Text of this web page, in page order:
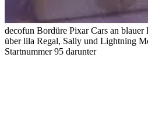
decofun Bordüre Pixar Cars an
über lila Regal, Sally und Lightning
Startnummer 95 darunter